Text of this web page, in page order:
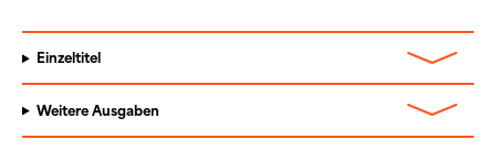
Einzeltitel
Weitere Ausgaben